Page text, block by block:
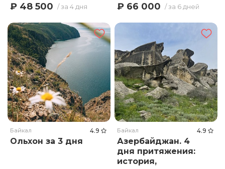
₽ 48 500 / за 4 дня ₽ 66 000 / за 6 дней
Байкал 4.9
Ольхон за 3 дня
Байкал 4.9
Азербайджан. 4
дня притяжения:
история,